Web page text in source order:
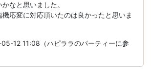
なと思いました。
応変に対応頂いたのは良かったと思いま
12 11:08（ハピララのパーティーに参